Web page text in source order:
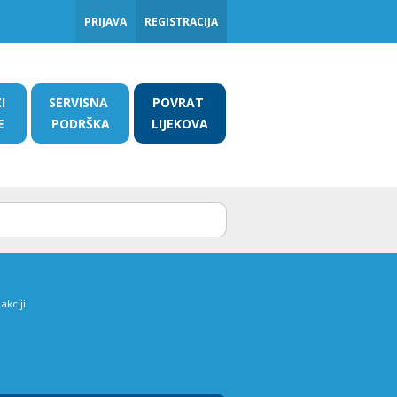
PRIJAVA REGISTRACIJA
SERVISNA
PODRŠKA
POVRAT
LIJEKOVA